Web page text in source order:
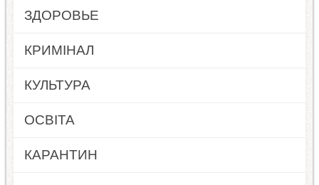
ЗДОРОВЬЕ
КРИМІНАЛ
КУЛЬТУРА
ОСВІТА
КАРАНТИН